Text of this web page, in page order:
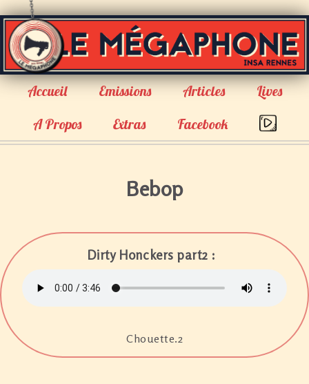
Accueil Emissions Articles
Lives
A Propos
Extras Facebook
Bebop
Dirty Honckers part2 :
Chouette.2